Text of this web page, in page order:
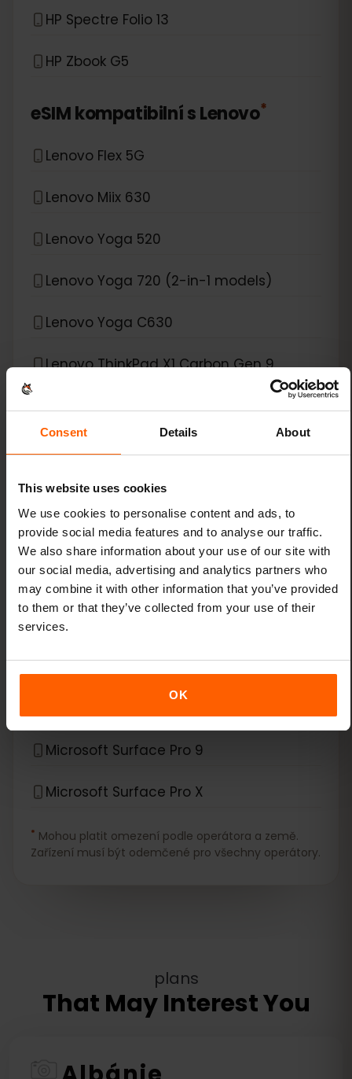
Consent Details About
This website uses cookies
We use cookies to personalise content and ads, to
provide social media features and to analyse our traffic.
We also share information about your use of our site with
our social media, advertising and analytics partners who
may combine it with other information that you’ve provided
to them or that they’ve collected from your use of their
services.
OK
HP Spectre Folio 13
HP Zbook G5
eSIM kompatibilní sLenovo*
Lenovo Flex 5G
Lenovo Miix 630
Lenovo Yoga 520
Lenovo Yoga 720 (2-in-1 models)
Lenovo Yoga C630
Lenovo ThinkPad X1 Carbon Gen 9
Lenovo ThinkPad X12 Detachable
eSIM kompatibilní sMicrosoft*
Microsoft Surface Duo
Microsoft Surface Duo 2
Microsoft Surface Pro 9
Microsoft Surface Pro X
* Mohou platit omezení podle operátora a země.
Zařízení musí být odemčené pro všechny operátory.
plans
That May Interest You